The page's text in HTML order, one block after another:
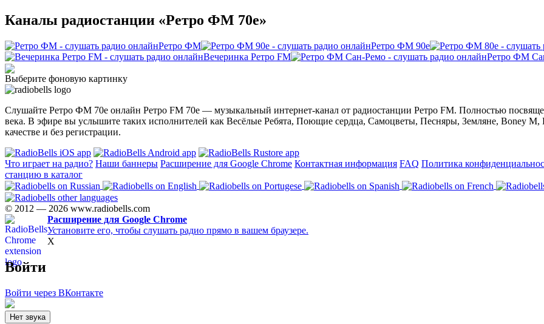
Каналы радиостанции «Ретро ФМ 70е»
Ретро ФМ Ретро ФМ 90е
Вечеринка Ретро FM
Ретро ФМ
Выберите фоновую картинку
Слушайте Ретро ФМ 70е онлайн Ретро FM 70е — музыкальный интернет-канал от радиостанции Ретро FM. Полностью
века. В эфире вы услышите таких исполнителей как Весёлые Ребята, Поющие сердца, Самоцветы, Песняры, Земляне, Boney
качестве и без регистрации.
Что играет на радио? Наши баннеры Расширение для Google Chrome Контактная информация FAQ Политика
станцию в каталог
© 2012 — 2026 www.radiobells.com
Расширение для Google Chrome
Установите его, чтобы слушать радио прямо в вашем браузере.
X
Войти
Войти через ВКонтакте
Нет звука